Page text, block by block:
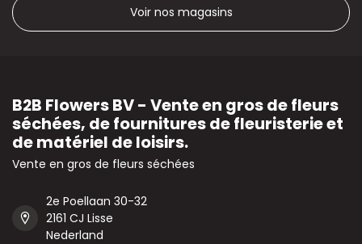
Voir nos magasins
B2B Flowers BV - Vente en gros de fleurs
séchées, de fournitures de fleuristerie et
de matériel de loisirs.
Vente en gros de fleurs séchées
2e Poellaan 30-32
2161 CJ Lisse
Nederland